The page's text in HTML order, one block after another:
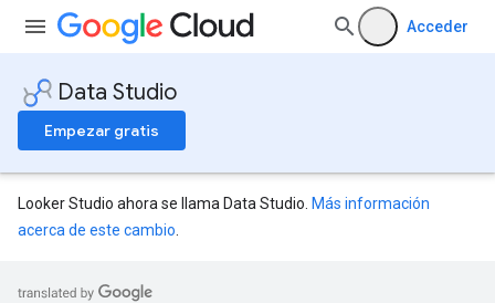
Acceder
Data Studio
Empezar gratis
Looker Studio ahora se llama Data Studio. Más información
acerca de este cambio